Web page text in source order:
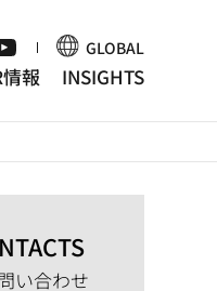
GLOBAL
報 INSIGHTS
い合わせ